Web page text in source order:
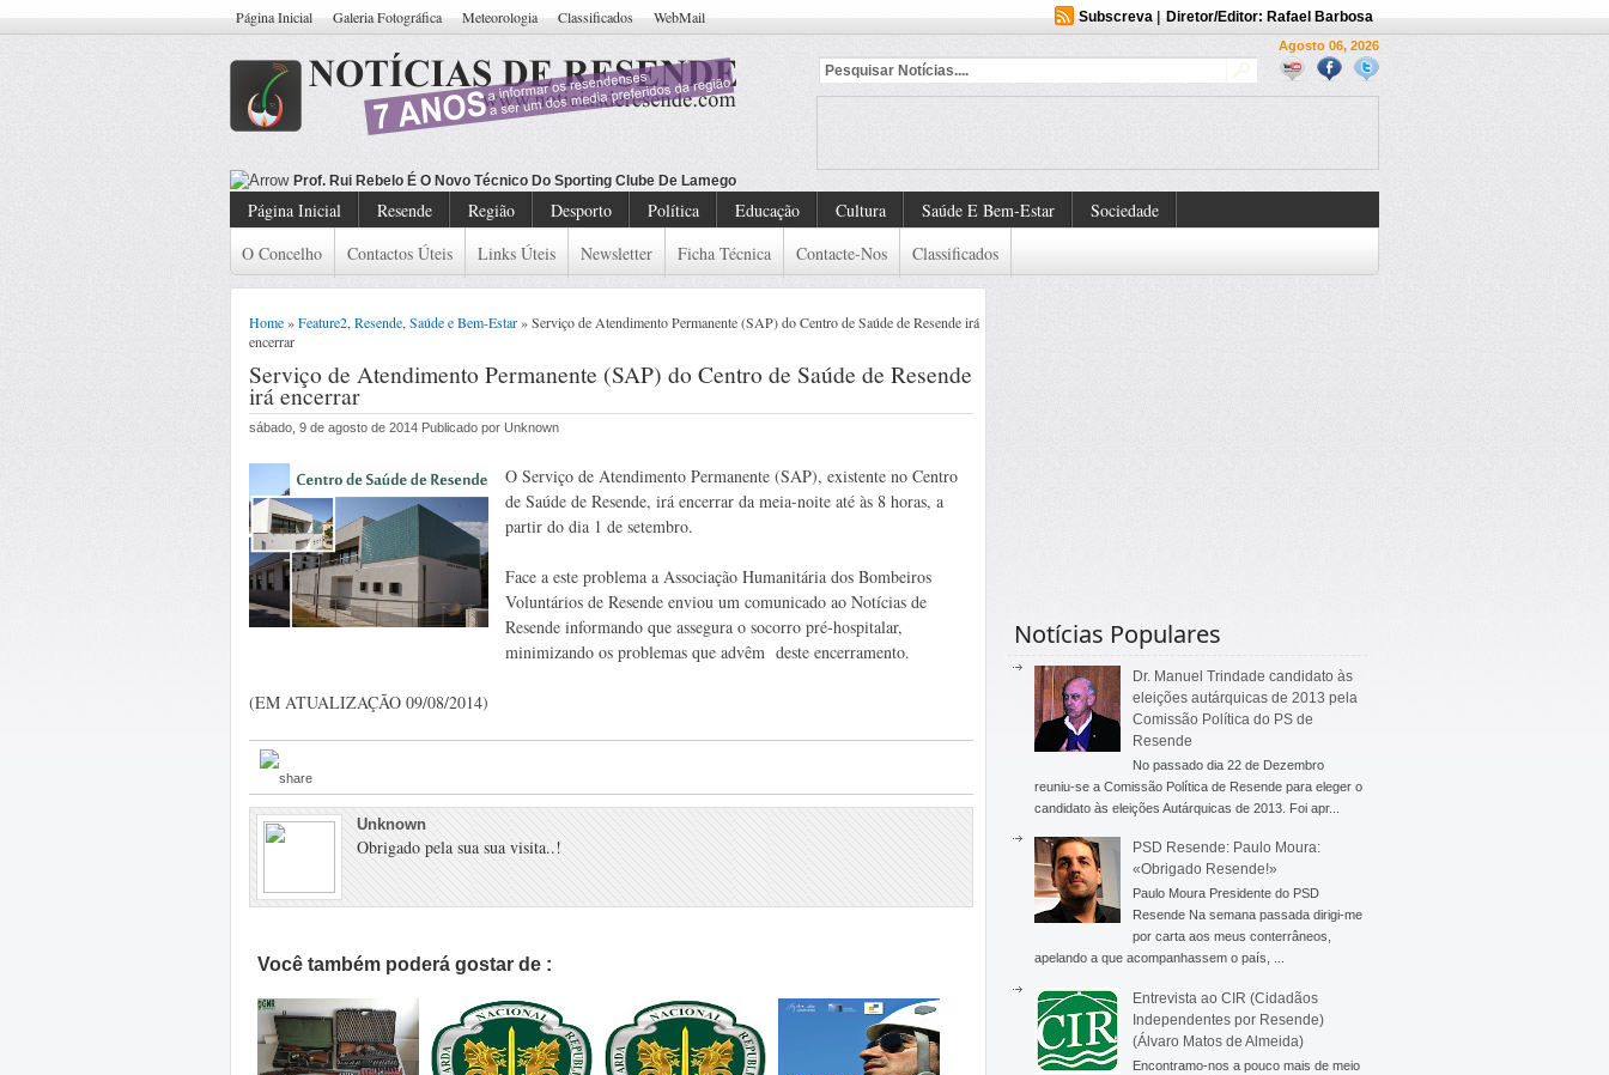
Página Inicial Galeria Fotográfica Meteorologia Classificados WebMail Subscreva| Diretor/Editor: Rafael Barbosa
Agosto 06, 2026
Tr
Página Inicial Resende Região Desporto Política Educação Cultura Saúde E Bem-Estar
Sociedade
O Concelho
Contactos Úteis Links Úteis Newsletter Ficha Técnica Contacte-Nos Classificados
Home»Feature2 Resende Saúde e Bem-Estar» Serviço de Atendimento Permanente (SAP) do Centro de Saúde de Resende irá
encerrar
Serviço de Atendimento Permanente (SAP) do Centro de Saúde de Resende
irá encerrar
sábado, 9 de agosto de 2014 Publicado por Unknown
O Serviço de Atendimento Permanente (SAP), existente no Centro
de Saúde de Resende, irá encerrar da meia-noite até às 8 horas, a
partir do dia 1 de setembro.
Face a este problema a Associação Humanitária dos Bombeiros
Voluntários de Resende enviou um comunicado ao Notícias de
Resende informando que assegura o socorro pré-hospitalar,
minimizando os problemas que advêm deste encerramento.
(EM ATUALIZAÇÃO 09/08/2014)
Unknown
Obrigado pela sua sua visita..!
Você também poderá gostar de :
Notícias Populares
Dr. Manuel Trindade candidato às
eleições autárquicas de 2013 pela
Comissão Política do PS de
Resende
No passado dia 22 de Dezembro
reuniu-se a Comissão Política de Resende para eleger o
candidato às eleições Autárquicas de 2013. Foi apr...
PSD Resende: Paulo Moura:
«Obrigado Resende!»
Paulo Moura Presidente do PSD
Resende Na semana passada dirigi-me
por carta aos meus conterrâneos,
apelando a que acompanhassem o país, ...
Entrevista ao CIR (Cidadãos
Independentes por Resende)
(Álvaro Matos de Almeida)
Encontramo-nos a pouco mais de meio